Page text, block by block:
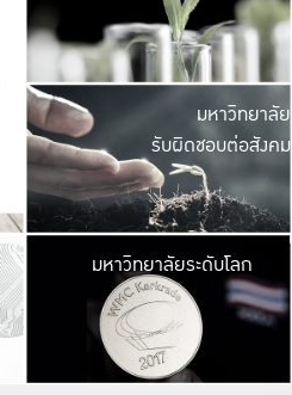
เป็นป่าในเมือง เกษต
มหาวิ
ค
เปิดประ
และพบเรื่องราวใ
มหาวิทยาลัย
รับผิดชอบต่อสังคม
มหาวิ
เปลี่ยนแปลง แล
เพื่อทำง
ระบบสารสนเทศ
มหาวิทยาลัยระดับโลก